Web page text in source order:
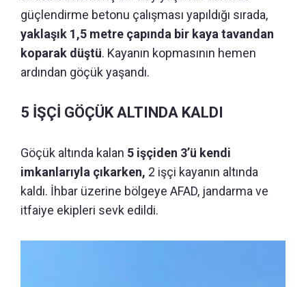
güçlendirme betonu çalışması yapıldığı sırada,
yaklaşık 1,5 metre çapında bir kaya tavandan
koparak düştü. Kayanın kopmasının hemen
ardından göçük yaşandı.
5 İŞÇİ GÖÇÜK ALTINDA KALDI
Göçük altında kalan 5 işçiden 3’ü kendi
imkanlarıyla çıkarken, 2 işçi kayanın altında
kaldı. İhbar üzerine bölgeye AFAD, jandarma ve
itfaiye ekipleri sevk edildi.